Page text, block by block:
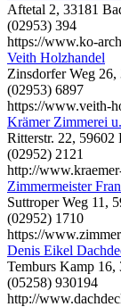
Aftetal 2, 33181
(02953) 394
https://www.ko-
Veith Holzhandel
Zinsdorfer Weg
(02953) 6897
https://www.veith-
Krämer Zimmerei
Ritterstr. 22, 59602
(02952) 2121
http://
Zimmermeister
Suttroper Weg 11,
(02952) 1710
https://
Denis Eikel
Temburs Kamp 16,
(05258) 930194
http://